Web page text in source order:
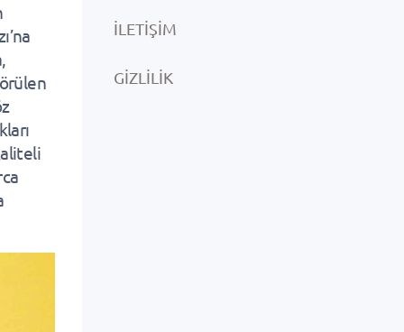
İLETIŞIM
GIZLILIK